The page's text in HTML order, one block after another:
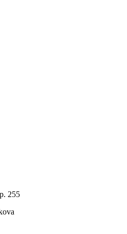
255